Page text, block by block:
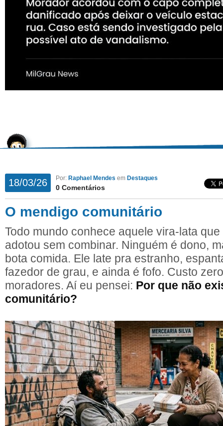
18/03/26 Por: Raphael Mendes em Destaques
0 Comentários
O mendigo comunitário
Todo mundo conhece aquele vira-lata
adotou sem combinar. Ninguém é dono,
bota comida. Ele late pra estranho,
fazedor de grau, e ainda é fofo. Custo
moradores. Aí eu pensei: Por que não
comunitário?